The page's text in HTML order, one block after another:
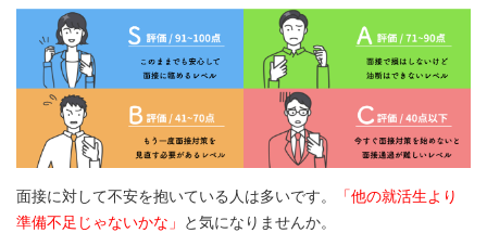
面接に対して不安を抱いている人は多いです。
「他の就活生より
準備不足じゃないかな」
と気になりませんか。